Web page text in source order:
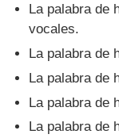
La palabra de
vocales.
La palabra de
La palabra de
La palabra de
La palabra de